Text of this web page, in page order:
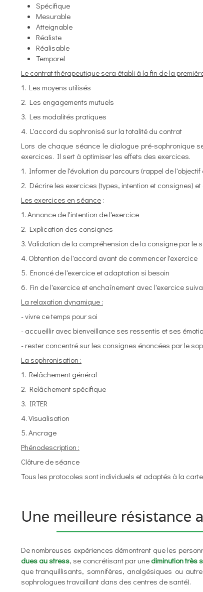
Spécifique
Mesurable
Atteignable
Réaliste
Réalisable
Temporel
Le contrat thérapeutique sera établi à la fin de la
1. Les moyens utilisés
2. Les engagements mutuels
3. Les modalités pratiques
4. L'accord du sophronisé sur la totalité du contrat
Lors de chaque séance le dialogue pré-sophronique
exercices. Il sert à optimiser les effets des exercices.
1. Informer de l'évolution du parcours (rappel de
2. Décrire les exercices (types, intention et consignes)
Les exercices en séance :
1. Annonce de l'intention de l'exercice
2. Explication des consignes
3. Validation de la compréhension de la consigne par le
4. Obtention de l'accord avant de commencer l'exercice
5. Enoncé de l'exercice et adaptation si besoin
6. Fin de l'exercice et enchaînement avec l'exercice
La relaxation dynamique :
- vivre ce temps pour soi
- accueillir avec bienveillance ses ressentis et ses
- rester concentré sur les consignes énoncées par le
La sophronisation :
1. Relâchement général
2. Relâchement spécifique
3. IRTER
4. Visualisation
5. Ancrage
Phénodescription :
Clôture de séance
Tous les protocoles sont individuels et adaptés à la
Une meilleure résistance
De nombreuses expériences démontrent que les
dues au stress, se concrétisant par une diminution très
que tranquillisants, somnifères, analgésiques ou
sophrologues travaillant dans des centres de santé).